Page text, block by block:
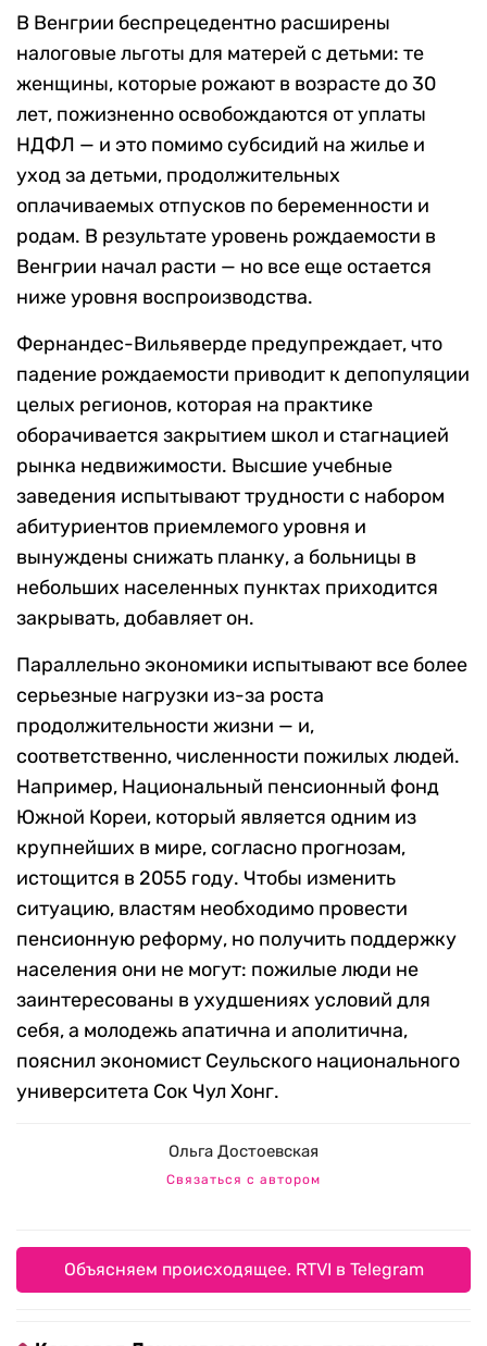
В Венгрии беспрецедентно расширены
налоговые льготы для матерей с детьми: те
женщины, которые рожают в возрасте до 30
лет, пожизненно освобождаются от уплаты
НДФЛ — и это помимо субсидий на жилье и
уход за детьми, продолжительных
оплачиваемых отпусков по беременности и
родам. В результате уровень рождаемости в
Венгрии начал расти — но все еще остается
ниже уровня воспроизводства.
Фернандес-Вильяверде предупреждает, что
падение рождаемости приводит к депопуляции
целых регионов, которая на практике
оборачивается закрытием школ и стагнацией
рынка недвижимости. Высшие учебные
заведения испытывают трудности с набором
абитуриентов приемлемого уровня и
вынуждены снижать планку, а больницы в
небольших населенных пунктах приходится
закрывать, добавляет он.
Параллельно экономики испытывают все более
серьезные нагрузки из-за роста
продолжительности жизни — и,
соответственно, численности пожилых людей.
Например, Национальный пенсионный фонд
Южной Кореи, который является одним из
крупнейших в мире, согласно прогнозам,
истощится в 2055 году. Чтобы изменить
ситуацию, властям необходимо провести
пенсионную реформу, но получить поддержку
населения они не могут: пожилые люди не
заинтересованы в ухудшениях условий для
себя, а молодежь апатична и аполитична,
пояснил экономист Сеульского национального
университета Сок Чул Хонг.
Ольга Достоевская
Связаться с автором
Объясняем происходящее. RTVI в Telegram